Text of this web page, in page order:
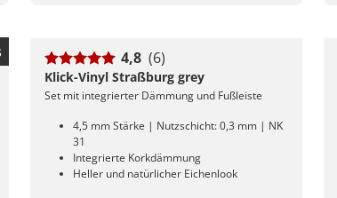
4,8 (6)
Klick-Vinyl Straßburg grey
Set mit integrierter Dämmung und Fußleiste
4,5 mm Stärke | Nutzschicht: 0,3 mm | NK
31
Integrierte Korkdämmung
Heller und natürlicher Eichenlook